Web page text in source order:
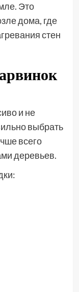
Это
дома, где
стен
и не
выбрать
всего
деревьев.